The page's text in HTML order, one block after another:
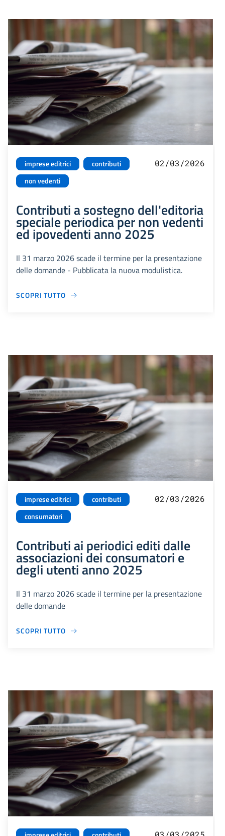
imprese editrici
contributi
non vedenti
02/03/2026
Contributi a sostegno dell'editoria
speciale periodica per non vedenti
ed ipovedenti anno 2025
Il 31 marzo 2026 scade il termine per la presentazione
delle domande - Pubblicata la nuova modulistica.
SCOPRI TUTTO
imprese editrici
contributi
consumatori
02/03/2026
Contributi ai periodici editi dalle
associazioni dei consumatori e
degli utenti anno 2025
Il 31 marzo 2026 scade il termine per la presentazione
delle domande
SCOPRI TUTTO